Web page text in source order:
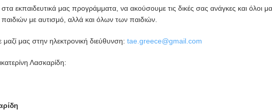
εκπαιδευτικά μας προγράμματα, να ακούσουμε τις δικές σας ανάγκες και όλοι
με αυτισμό, αλλά και όλων των παιδιών.
μας στην ηλεκτρονική διεύθυνση: tae.greece@gmail.com
Λασκαρίδη: